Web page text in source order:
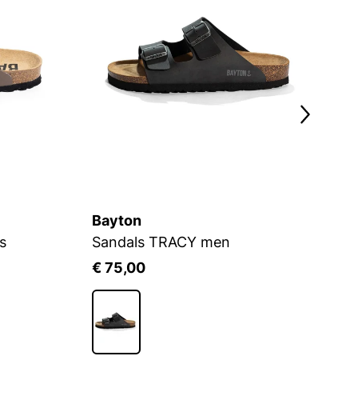
Bayton
Sandals TRACY men
€ 75,00